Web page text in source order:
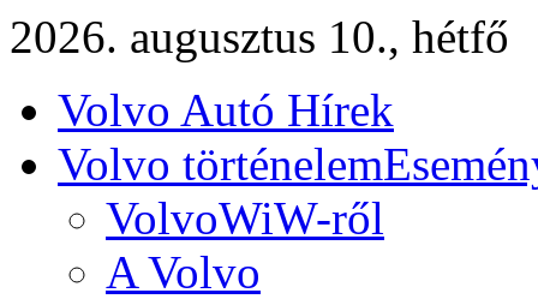
2026. augusztus 10., hétfő
Volvo Autó Hírek
Volvo történelem
VolvoWiW-ről
A Volvo